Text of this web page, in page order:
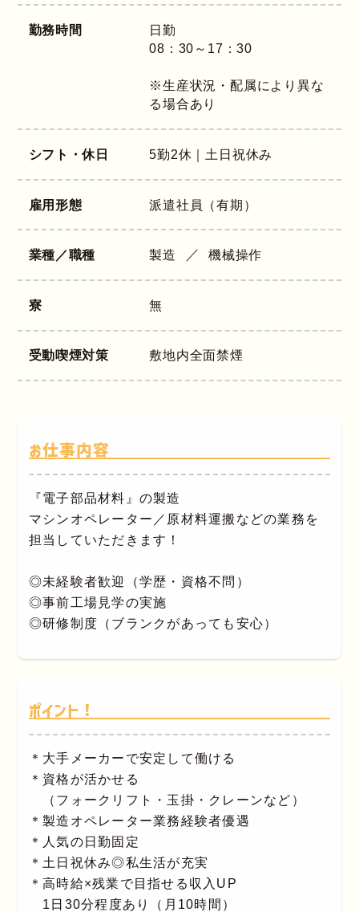
勤務時間
日勤
08：30～17：30
※生産状況・配属により異な
る場合あり
シフト・休日 5勤2休｜土日祝休み
雇用形態 派遣社員（有期）
業種／職種 製造 機械操作
寮 無
受動喫煙対策 敷地内全面禁煙
お仕事内容
『電子部品材料』の製造
マシンオペレーター／原材料運搬などの業務を
担当していただきます！
◎未経験者歓迎（学歴・資格不問）
◎事前工場見学の実施
◎研修制度（ブランクがあっても安心）
ポイント！
＊大手メーカーで安定して働ける
＊資格が活かせる
（フォークリフト・玉掛・クレーンなど）
＊製造オペレーター業務経験者優遇
＊人気の日勤固定
＊土日祝休み◎私生活が充実
＊高時給×残業で目指せる収入UP
1日30分程度あり（月10時間）